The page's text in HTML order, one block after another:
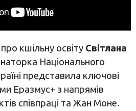
кшільну освітуСвітлана
Національного
представила ключові
Еразмус+ з напрямів
співпраці та Жан Моне.